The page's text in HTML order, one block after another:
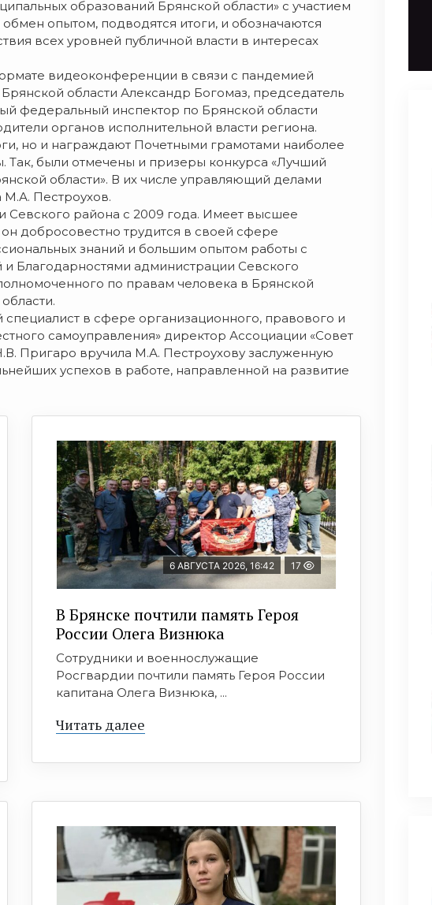
образований Брянской области» с участием
опытом, подводятся итоги, и обозначаются
всех уровней публичной власти в интересах
видеоконференции в связи с пандемией
области Александр Богомаз, председатель
федеральный инспектор по Брянской области
органов исполнительной власти региона.
но и награждают Почетными грамотами наиболее
были отмечены и призеры конкурса «Лучший
области». В их числе управляющий делами
Пестроухов.
Севского района с 2009 года. Имеет высшее
добросовестно трудится в своей сфере
знаний и большим опытом работы с
Благодарностями администрации Севского
по правам человека в Брянской
в сфере организационного, правового и
самоуправления» директор Ассоциации «Совет
Пригаро вручила М.А. Пестроухову заслуженную
успехов в работе, направленной на развитие
6 АВГУСТА 2026, 16:42 17
В Брянске почтили память Героя
России Олега Визнюка
Сотрудники и военнослужащие
Росгвардии почтили память Героя России
капитана Олега Визнюка, ...
Читать далее